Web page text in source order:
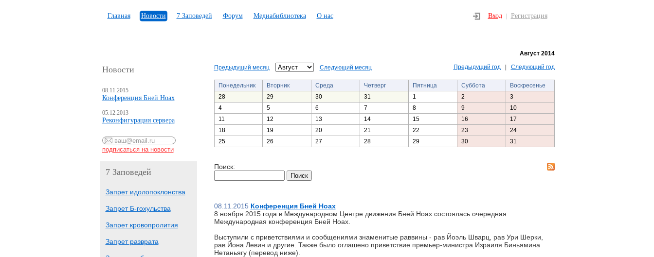
Главная Новости 7 Заповедей Форум Медиабиблиотека О нас Вход Регистрация
Новости
08.11.2015
Конференция Бней Ноах
05.12.2013
Реконфигурация сервера
7 Заповедей
Запрет идолопоклонства
Запрет Б-гохульства
Запрет кровопролития
Запрет разврата
Август 2014
Предыдущий месяц Следующий месяц Предыдущий год| Следующий год
Понедельник Вторник Среда Четверг Пятница Суббота
Воскресенье
28
29 30 31 1 2
3
4
5 6 7 8 9
10
11
12 13 14 15 16
17
18
19 20 21 22 23
24
25
26 27 28 29 30 31
Поиск:
08.11.2015 Конференция Бней Ноах
8 ноября 2015 года в Международном Центре движения Бней Ноах состоялась очередная
Международная конференция Бней Ноах.
Выступили с приветствиями и сообщениями знаменитые раввины - рав Йоэль Шварц, рав Ури Шерки,
рав Йона Левин и другие. Также было оглашено приветствие премьер-министра Израиля Биньямина
Нетаньягу (перевод ниже).